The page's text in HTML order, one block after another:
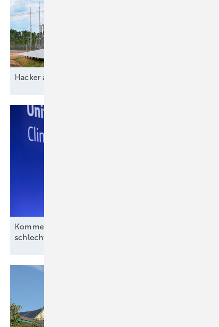
Ha ckeraussp erren
Kommentar: Aus für Revolution Wind nach
schlechtem Deal, aber kein